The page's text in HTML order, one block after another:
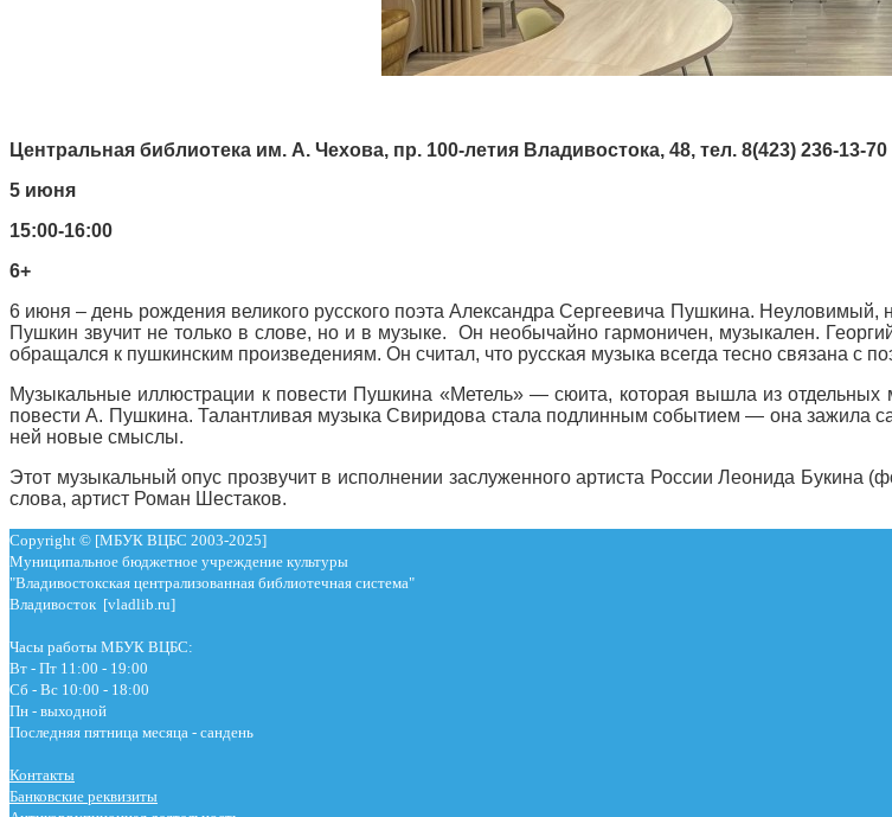
Центральная библиотека им. А. Чехова, пр. 100-летия Владивостока, 48, тел. 8(423) 236-13-70
5 июня
15:00-16:00
6+
6 июня – день рождения великого русского поэта Александра Сергеевича Пушкина. Неуловимый,
Пушкин звучит не только в слове, но и в музыке. Он необычайно гармоничен, музыкален.
обращался к пушкинским произведениям. Он считал, что русская музыка всегда тесно связана с
Музыкальные иллюстрации к повести Пушкина «Метель» — сюита, которая вышла из
повести А. Пушкина. Талантливая музыка Свиридова стала подлинным событием — она зажила
ней новые смыслы.
Этот музыкальный опус прозвучит в исполнении заслуженного артиста России Леонида Букина
слова, артист Роман Шестаков.
Copyright © [МБУК ВЦБС 2003-2025]
Муниципальное бюджетное учреждение культуры
"Владивостокская централизованная библиотечная система"
Владивосток [vladlib.ru]
Часы работы МБУК ВЦБС:
Вт - Пт 11:00 - 19:00
Сб - Вс 10:00 - 18:00
Пн - выходной
Последняя пятница месяца - сандень
Контакты
Банковские реквизиты